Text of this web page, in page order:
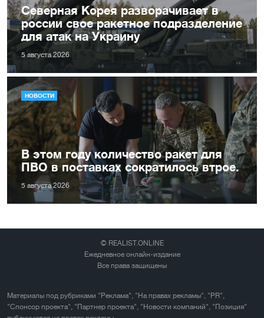
Северная Корея разворачивает в
россии свое ракетное подразделение
для атак на Украину
5 августа 2026
НОВОСТИ
В этом году количество ракет для
ПВО в поставках сократилось втрое.
5 августа 2026
© REALIST.ONLINE
Ежедневное онлайн-издание
Все права защищены
Материалы под рубриками "Реклама", "На правах рекламы", "PR",
"Спонсор проекта", "Партнер проекта", "Новости компаний", "Позиция"